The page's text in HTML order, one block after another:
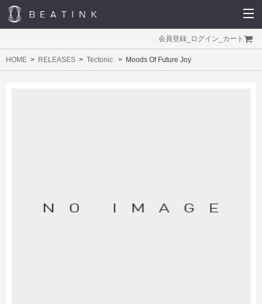
会員登録 ログイン カート
HOME RELEASES Tectonic Moods Of Future Joy